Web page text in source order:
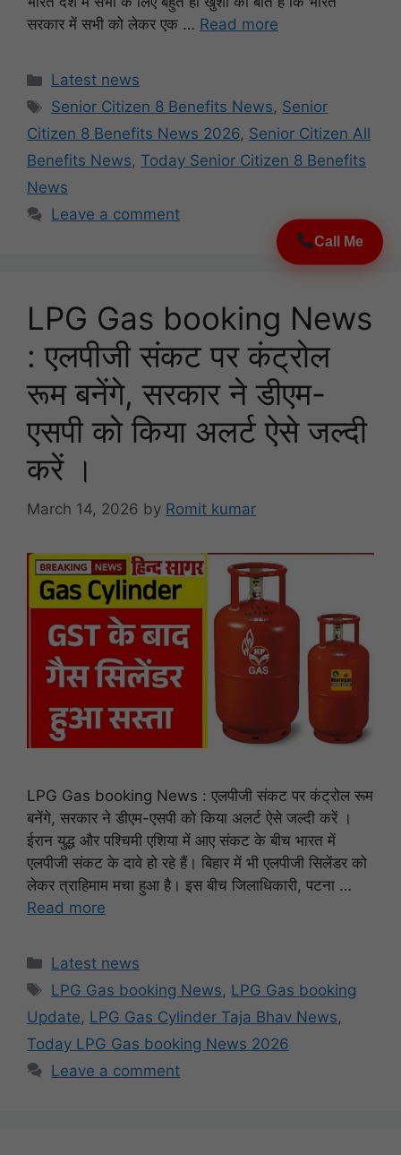
Call Me
सरकार में सभी को लेकर एक … Read more
Categories
Latest news
Tags
Senior Citizen 8 Benefits News, Senior
Citizen 8 Benefits News 2026, Senior Citizen All
Benefits News, Today Senior Citizen 8 Benefits
News
Leave a comment
LPG Gas booking News
: एलपीजी संकट पर कंट्रोल
रूम बनेंगे, सरकार ने डीएम-
एसपी को किया अलर्ट ऐसे जल्दी
करें ।
March 14, 2026 by Romit kumar
LPG Gas booking News : एलपीजी संकट पर कंट्रोल रूम
बनेंगे, सरकार ने डीएम-एसपी को किया अलर्ट ऐसे जल्दी करें ।
ईरान युद्ध और पश्चिमी एशिया में आए संकट के बीच भारत में
एलपीजी संकट के दावे हो रहे हैं। बिहार में भी एलपीजी सिलेंडर को
लेकर त्राहिमाम मचा हुआ है। इस बीच जिलाधिकारी, पटना …
Read more
Categories
Latest news
Tags
LPG Gas booking News, LPG Gas booking
Update, LPG Gas Cylinder Taja Bhav News,
Today LPG Gas booking News 2026
Leave a comment